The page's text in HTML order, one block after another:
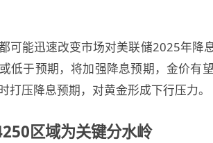
可能迅速改变市场对美联储2025年降
低于预期，将加强降息预期，金价有
打压降息预期，对黄金形成下行压力。
区域为关键分水岭